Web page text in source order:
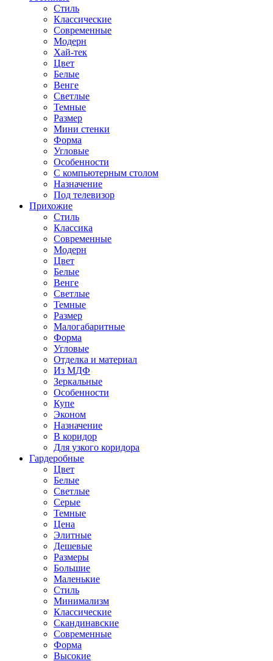
Стиль
Классические
Современные
Модерн
Хай-тек
Цвет
Белые
Венге
Светлые
Темные
Размер
Мини стенки
Форма
Угловые
Особенности
С компьютерным столом
Назначение
Под телевизор
Прихожие
Стиль
Классика
Современные
Модерн
Цвет
Белые
Венге
Светлые
Темные
Размер
Малогабаритные
Форма
Угловые
Отделка и материал
Из МДФ
Зеркальные
Особенности
Купе
Эконом
Назначение
В коридор
Для узкого коридора
Гардеробные
Цвет
Белые
Светлые
Серые
Темные
Цена
Элитные
Дешевые
Размеры
Большие
Маленькие
Стиль
Минимализм
Классические
Скандинавские
Современные
Форма
Высокие